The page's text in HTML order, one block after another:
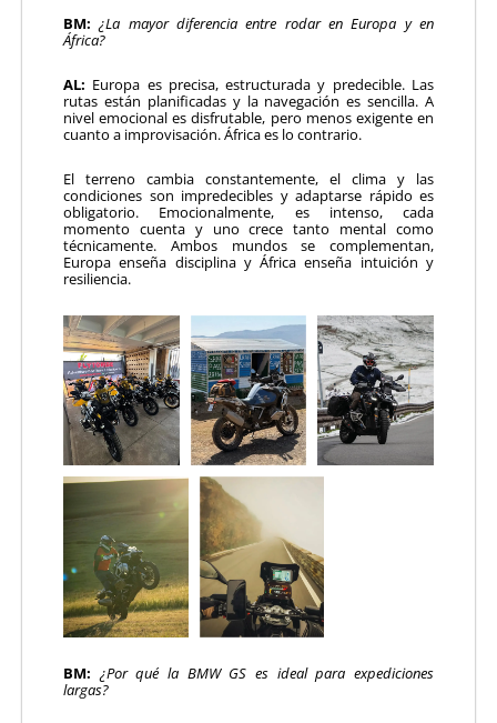
BM: ¿La mayor diferencia entre rodar en Europa y en
África?
AL: Europa es precisa, estructurada y predecible. Las
rutas están planificadas y la navegación es sencilla. A
nivel emocional es disfrutable, pero menos exigente en
cuanto a improvisación. África es lo contrario.
El terreno cambia constantemente, el clima y las
condiciones son impredecibles y adaptarse rápido es
obligatorio. Emocionalmente, es intenso, cada
momento cuenta y uno crece tanto mental como
técnicamente. Ambos mundos se complementan,
Europa enseña disciplina y África enseña intuición y
resiliencia.
BM: ¿Por qué la BMW GS es ideal para expediciones
largas?